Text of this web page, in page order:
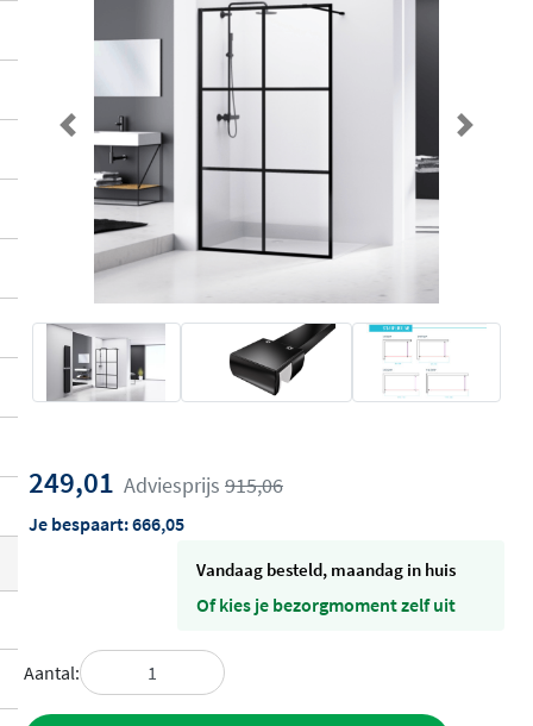
Previous Next
249,01 Adviesprijs 915,06
Je bespaart:666,05
vandaag besteld, maandag in huis
Of kies je bezorgmoment zelf uit
Aantal: